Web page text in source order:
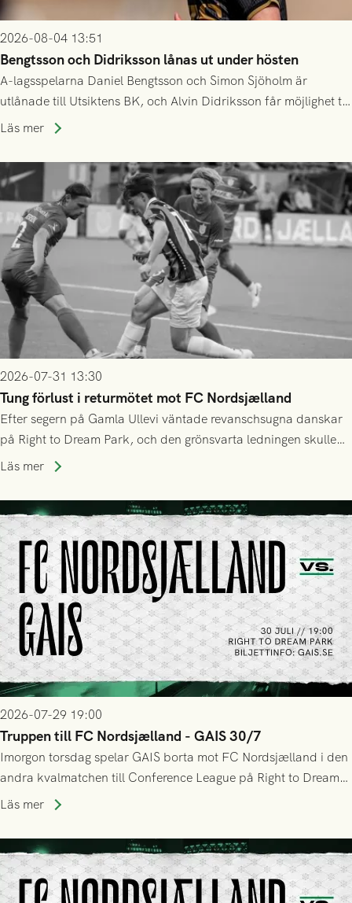
2026-08-04 13:51
Bengtsson och Didriksson lånas ut under hösten
A-lagsspelarna Daniel Bengtsson och Simon Sjöholm är
utlånade till Utsiktens BK, och Alvin Didriksson får möjlighet till
speltid i Hestrafors genom föreningssamarbete.
Läs mer
2026-07-31 13:30
Tung förlust i returmötet mot FC Nordsjælland
Efter segern på Gamla Ullevi väntade revanschsugna danskar
på Right to Dream Park, och den grönsvarta ledningen skulle
upphöra efter mindre än kvarten spelad. På lika mark visade
tennissiffror och det grönsvarta europaäventyret tog slut.
Läs mer
2026-07-29 19:00
Truppen till FC Nordsjælland - GAIS 30/7
Imorgon torsdag spelar GAIS borta mot FC Nordsjælland i den
andra kvalmatchen till Conference League på Right to Dream
Park! Fredrik Holmberg och ledarstaben har tagit ut följande
Läs mer